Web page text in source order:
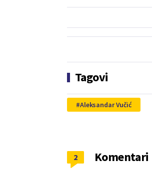
Tagovi
Aleksandar Vučić
Komentari
2